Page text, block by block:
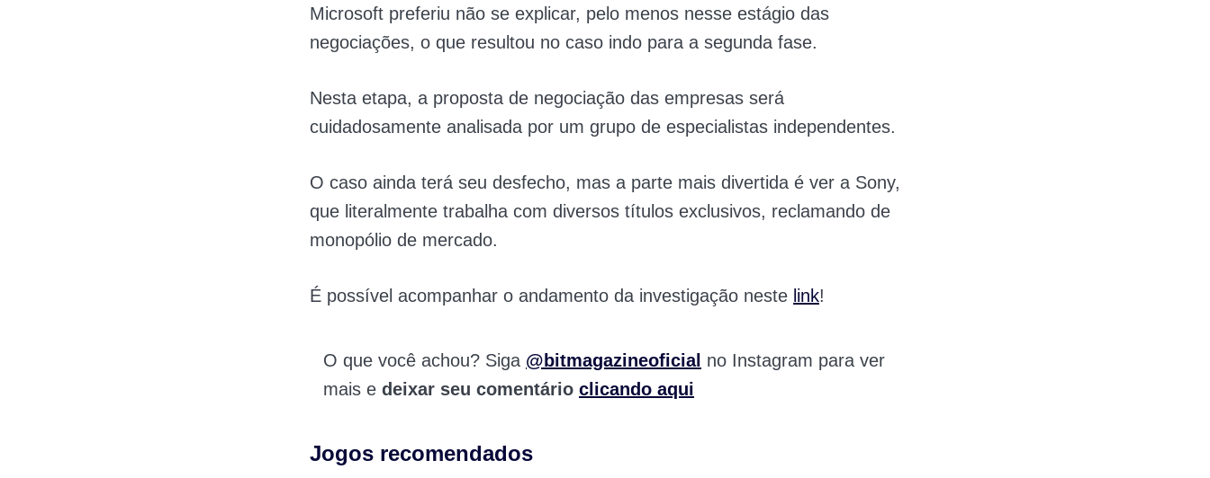
Microsoft preferiu não se explicar, pelo menos nesse estágio das
negociações, o que resultou no caso indo para a segunda fase.
Nesta etapa, a proposta de negociação das empresas será
cuidadosamente analisada por um grupo de especialistas independentes.
O caso ainda terá seu desfecho, mas a parte mais divertida é ver a Sony,
que literalmente trabalha com diversos títulos exclusivos, reclamando de
monopólio de mercado.
É possível acompanhar o andamento da investigação neste link!
O que você achou? Siga @bitmagazineoficial no Instagram para ver
mais e deixar seu comentário clicando aqui
Jogos recomendados